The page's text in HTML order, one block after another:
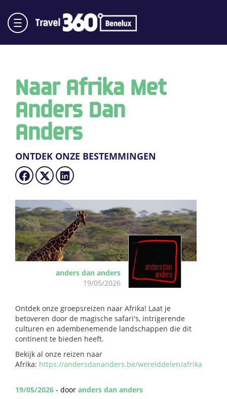
Naar Afrika Met
Anders Dan
Anders
ONTDEK ONZE BESTEMMINGEN
anders dan anders
19/05/2026
Ontdek onze groepsreizen naar Afrika! Laat je
betoveren door de magische safari's, intrigerende
culturen en adembenemende landschappen die dit
continent te bieden heeft.
Bekijk al onze reizen naar
Afrika: https://andersdananders.be/werelddelen/afrika
19/05/2026 - door anders dan anders